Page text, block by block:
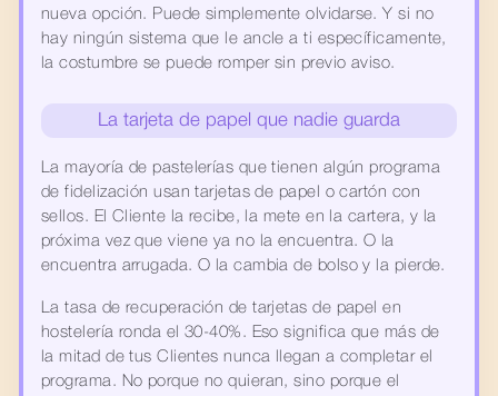
nueva opción. Puede simplemente olvidarse. Y si no
hay ningún sistema que le ancle a ti específicamente,
la costumbre se puede romper sin previo aviso.
La tarjeta de papel que nadie guarda
La mayoría de pastelerías que tienen algún programa
de fidelización usan tarjetas de papel o cartón con
sellos. El Cliente la recibe, la mete en la cartera, y la
próxima vez que viene ya no la encuentra. O la
encuentra arrugada. O la cambia de bolso y la pierde.
La tasa de recuperación de tarjetas de papel en
hostelería ronda el 30-40%. Eso significa que más de
la mitad de tus Clientes nunca llegan a completar el
programa. No porque no quieran, sino porque el